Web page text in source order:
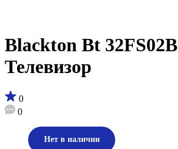
Blackton Bt 32FS02B
Телевизор
0
0
Нет в наличии